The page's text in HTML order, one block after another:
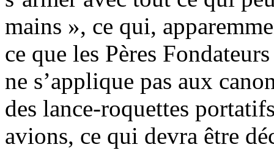
mains », ce qui,
ce que les Pères
ne s’applique pas aux
des lance-roquettes
avions, ce qui devra être